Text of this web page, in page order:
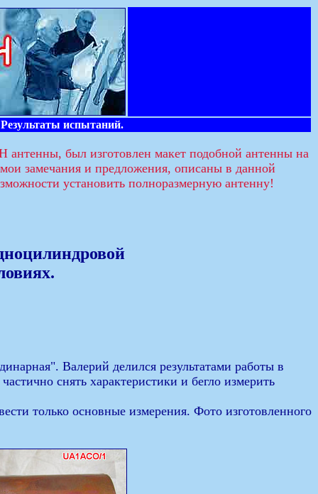
испытаний.
был изготовлен макет подобной антенны на
замечания и предложения, описаны в данной
установить полноразмерную антенну!
Валерий делился результатами работы в
снять характеристики и бегло измерить
только основные измерения. Фото изготовленного